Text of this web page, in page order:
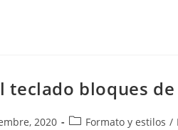
teclado bloques
2020
Categoría
Formato y estilos /